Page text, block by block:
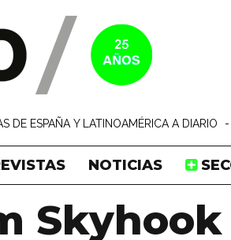
DE ESPAÑA Y LATINOAMÉRICA A DIARIO -
NOTICIAS
Skyhook